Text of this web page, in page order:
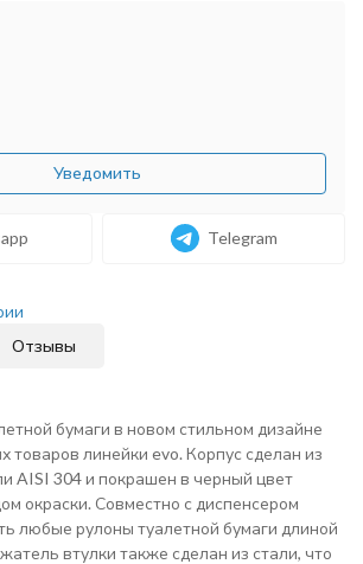
Уведомить
Telegram
Отзывы
бумаги в новом стильном дизайне
товаров линейки evo. Корпус сделан из
AISI 304 и покрашен в черный цвет
окраски. Совместно с диспенсером
любые рулоны туалетной бумаги длиной
втулки также сделан из стали, что